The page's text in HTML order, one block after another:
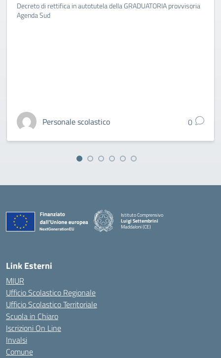
Decreto di rettifica in autotutela della GRADUATORIA provvisoria
Agenda Sud
Personale scolastico 0
Istituto Comprensivo
Luigi Settembrini
Maddaloni (CE)
Link Esterni
MIUR
Ufficio Scolastico Regionale
Ufficio Scolastico Territoriale
Scuola in Chiaro
Iscrizioni On Line
Invalsi
Comune